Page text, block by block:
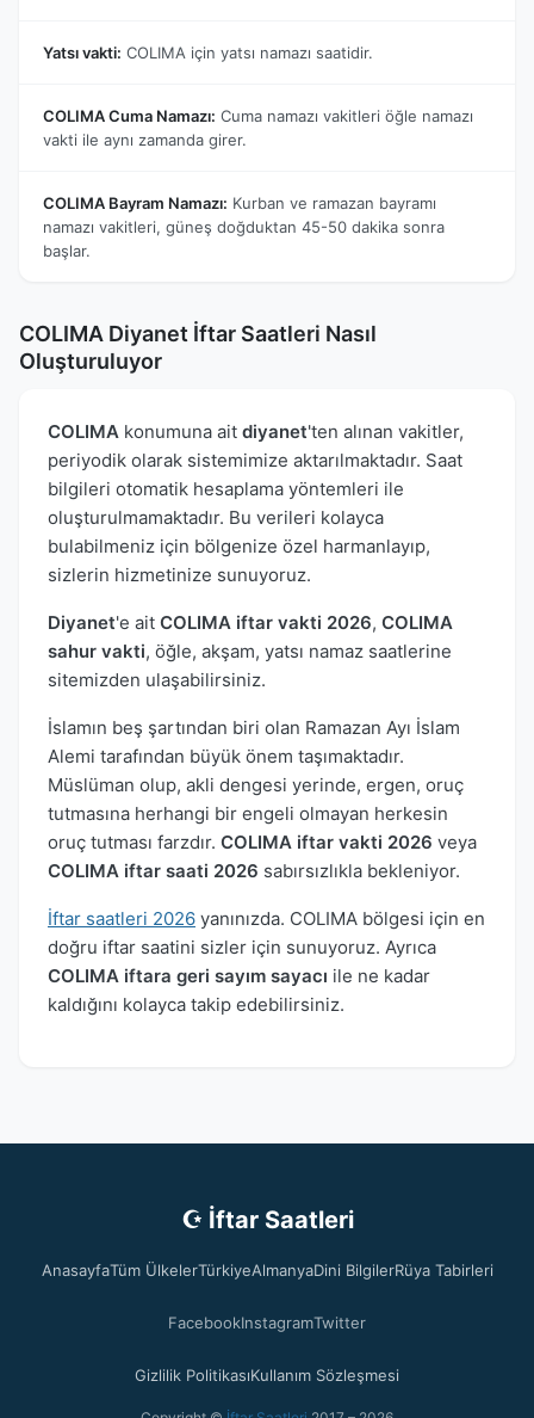
Yatsı vakti: COLIMA için yatsı namazı saatidir.
COLIMA Cuma Namazı: Cuma namazı vakitleri öğle namazı
vakti ile aynı zamanda girer.
COLIMA Bayram Namazı: Kurban ve ramazan bayramı
namazı vakitleri, güneş doğduktan 45-50 dakika sonra
başlar.
COLIMA Diyanet İftar Saatleri Nasıl
Oluşturuluyor
COLIMA konumuna ait diyanet'ten alınan vakitler,
periyodik olarak sistemimize aktarılmaktadır. Saat
bilgileri otomatik hesaplama yöntemleri ile
oluşturulmamaktadır. Bu verileri kolayca
bulabilmeniz için bölgenize özel harmanlayıp,
sizlerin hizmetinize sunuyoruz.
Diyanet'e ait COLIMA iftar vakti 2026, COLIMA
sahur vakti, öğle, akşam, yatsı namaz saatlerine
sitemizden ulaşabilirsiniz.
İslamın beş şartından biri olan Ramazan Ayı İslam
Alemi tarafından büyük önem taşımaktadır.
Müslüman olup, akli dengesi yerinde, ergen, oruç
tutmasına herhangi bir engeli olmayan herkesin
oruç tutması farzdır. COLIMA iftar vakti 2026 veya
COLIMA iftar saati 2026 sabırsızlıkla bekleniyor.
İftar saatleri 2026 yanınızda. COLIMA bölgesi için en
doğru iftar saatini sizler için sunuyoruz. Ayrıca
COLIMA iftara geri sayım sayacı ile ne kadar
kaldığını kolayca takip edebilirsiniz.
☪ İftar Saatleri
AnasayfaTüm ÜlkelerTürkiyeAlmanyaDini BilgilerRüya Tabirleri
FacebookInstagramTwitter
Gizlilik PolitikasıKullanım Sözleşmesi